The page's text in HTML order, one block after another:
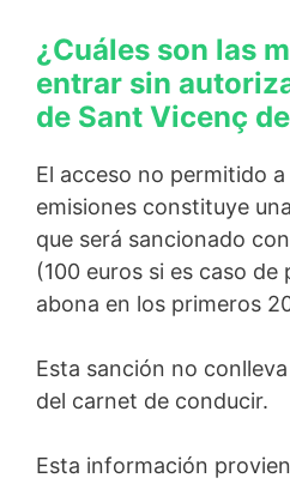
¿Cuáles son las
entrar sin
de Sant Vicenç
El acceso no permitido
emisiones constituye
que será sancionado
(100 euros si es caso
abona en los primeros
Esta sanción no
del carnet de conducir.
Esta información